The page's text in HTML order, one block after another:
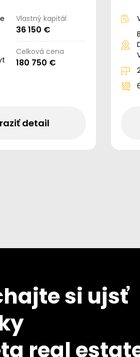
Vlastný kapitál
36 150 €
Celková cena
180 750 €
detail
si ujsť
real